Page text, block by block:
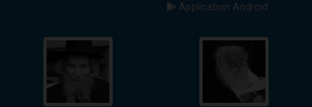
Application Android